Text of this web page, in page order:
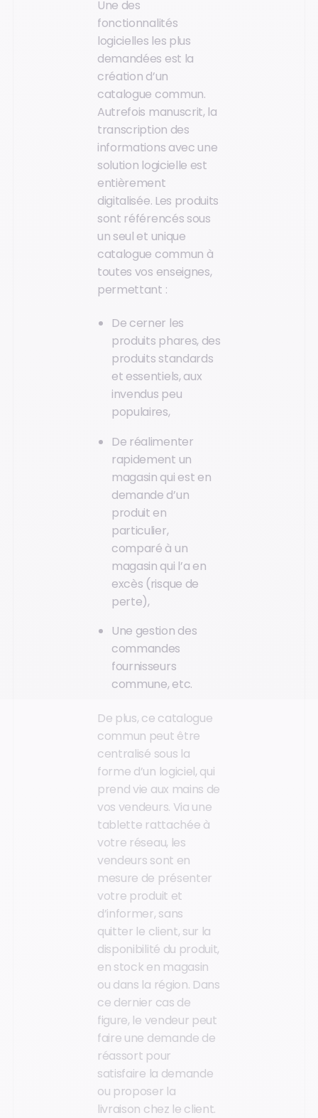
Une des
fonctionnalités
logicielles les plus
demandées est la
création d’un
catalogue commun.
Autrefois manuscrit, la
transcription des
informations avec une
solution logicielle est
entièrement
digitalisée. Les produits
sont référencés sous
un seul et unique
catalogue commun à
toutes vos enseignes,
permettant :
De cerner les
produits phares, des
produits standards
et essentiels, aux
invendus peu
populaires,
De réalimenter
rapidement un
magasin qui est en
demande d’un
produit en
particulier,
comparé à un
magasin qui l’a en
excès (risque de
perte),
Une gestion des
commandes
fournisseurs
commune, etc.
De plus, ce catalogue
commun peut être
centralisé sous la
forme d’un logiciel, qui
prend vie aux mains de
vos vendeurs. Via une
tablette rattachée à
votre réseau, les
vendeurs sont en
mesure de présenter
votre produit et
d’informer, sans
quitter le client, sur la
disponibilité du produit,
en stock en magasin
ou dans la région. Dans
ce dernier cas de
figure, le vendeur peut
faire une demande de
réassort pour
satisfaire la demande
ou proposer la
livraison chez le client.